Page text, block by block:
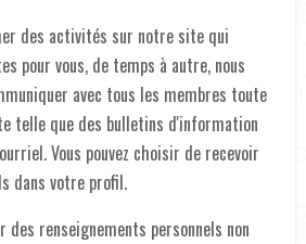
des activités sur notre site qui
pour vous, de temps à autre, nous
avec tous les membres toute
telle que des bulletins d'information
Vous pouvez choisir de recevoir
dans votre profil.
des renseignements personnels non